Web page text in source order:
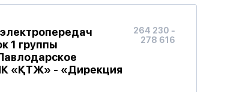
1 группы
«ҚТЖ» - «Дирекция
264 230 -
278 616